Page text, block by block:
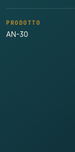
PRODOTTO
AN-30